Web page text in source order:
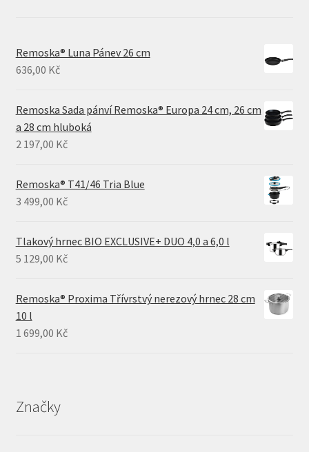
Remoska® Luna Pánev 26 cm
636,00 Kč
Remoska Sada pánví Remoska® Europa 24 cm, 26 cm
a 28 cm hluboká
2 197,00 Kč
Remoska® T41/46 Tria Blue
3 499,00 Kč
Tlakový hrnec BIO EXCLUSIVE+ DUO 4,0 a 6,0 l
5 129,00 Kč
Remoska® Proxima Třívrstvý nerezový hrnec 28 cm
10 l
1 699,00 Kč
Značky